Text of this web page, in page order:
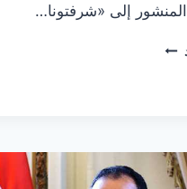
إلى «شرفتونا…
بعد
مع
منشور